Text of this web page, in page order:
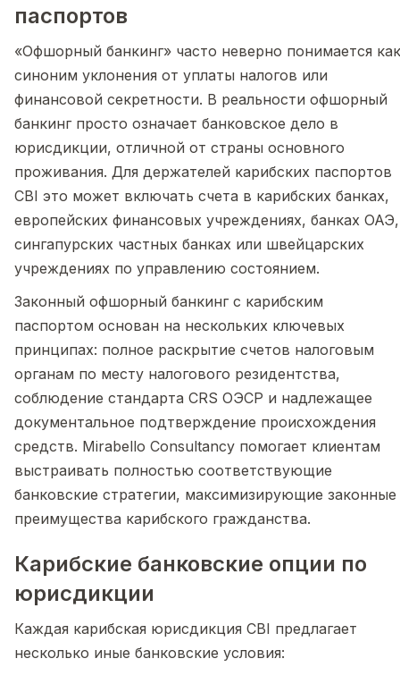
паспортов
«Офшорный банкинг» часто неверно понимается как
синоним уклонения от уплаты налогов или
финансовой секретности. В реальности офшорный
банкинг просто означает банковское дело в
юрисдикции, отличной от страны основного
проживания. Для держателей карибских паспортов
CBI это может включать счета в карибских банках,
европейских финансовых учреждениях, банках ОАЭ,
сингапурских частных банках или швейцарских
учреждениях по управлению состоянием.
Законный офшорный банкинг с карибским
паспортом основан на нескольких ключевых
принципах: полное раскрытие счетов налоговым
органам по месту налогового резидентства,
соблюдение стандарта CRS ОЭСР и надлежащее
документальное подтверждение происхождения
средств. Mirabello Consultancy помогает клиентам
выстраивать полностью соответствующие
банковские стратегии, максимизирующие законные
преимущества карибского гражданства.
Карибские банковские опции по
юрисдикции
Каждая карибская юрисдикция CBI предлагает
несколько иные банковские условия: